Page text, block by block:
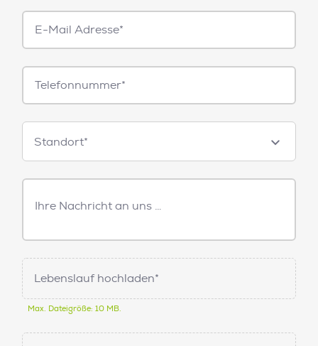
E-
Mail*
Telefonnummer
Standorte
Standort*
Freitext
Nachricht
Lebenslauf hochladen*
Max. Dateigröße: 10 MB.